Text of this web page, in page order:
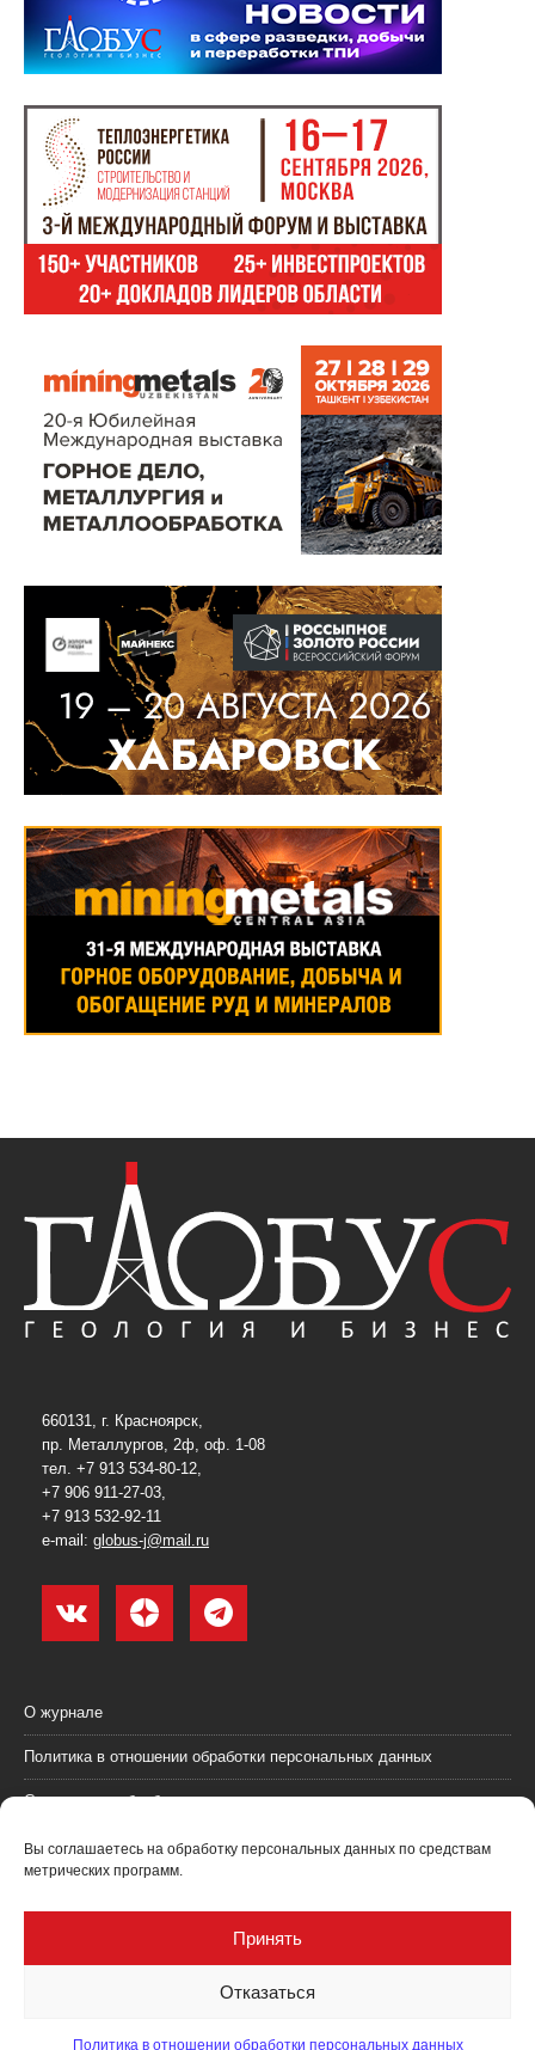
Вы соглашаетесь на обработку персональных данных по средствам
метрических программ.
Принять
Отказаться
Политика в отношении обработки персональных данных
660131, г. Красноярск,
пр. Металлургов, 2ф, оф. 1-08
тел. +7 913 534-80-12,
+7 906 911-27-03,
+7 913 532-92-11
e-mail: globus-j@mail.ru
О журнале
Политика в отношении обработки персональных данных
Согласие на обработку персональных данных
Пользовательское соглашение (оферта)